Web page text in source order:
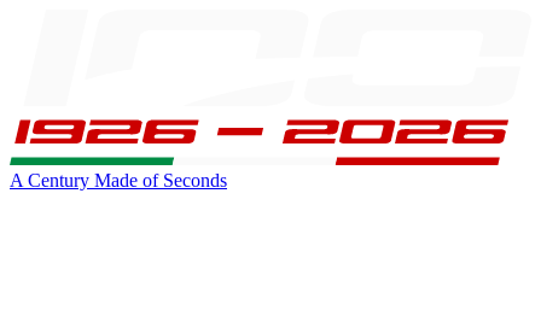
A Century Made of Seconds